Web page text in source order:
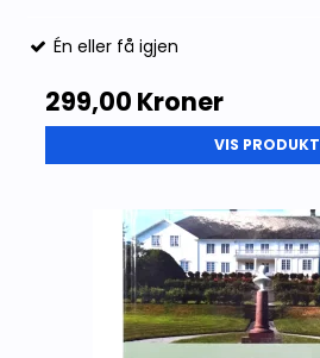
Én eller få igjen
299,00 Kroner
VIS PRODUKT